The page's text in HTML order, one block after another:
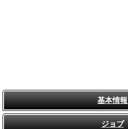
基本情報
ジョブ